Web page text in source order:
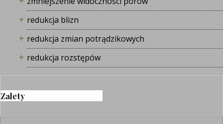
redukcja blizn
redukcja zmian potrądzikowych
redukcja rozstępów
Zalety